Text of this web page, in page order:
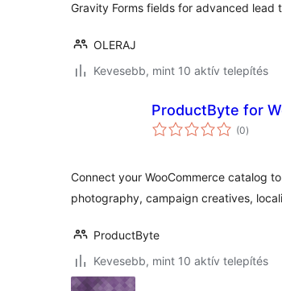
Gravity Forms fields for advanced lead
OLERAJ
Kevesebb, mint 10 aktív telepítés
ProductByte for
(0értékelés
összesen
)
Connect your WooCommerce catalog
photography, campaign creatives,
ProductByte
Kevesebb, mint 10 aktív telepítés